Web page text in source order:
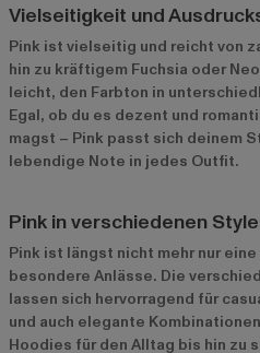
Vielseitigkeit und
Pink ist vielseitig und reicht von
hin zu kräftigem Fuchsia oder
leicht, den Farbton in
Egal, ob du es dezent und
magst – Pink passt sich deinem
lebendige Note in jedes Outfit.
Pink in verschiedenen
Pink ist längst nicht mehr nur
besondere Anlässe. Die
lassen sich hervorragend für
und auch elegante
Hoodies für den Alltag bis hin zu